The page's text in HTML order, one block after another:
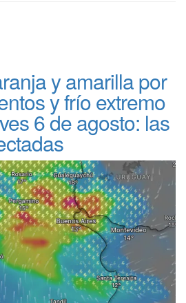
y amarilla por
y frío extremo
6 de agosto: las